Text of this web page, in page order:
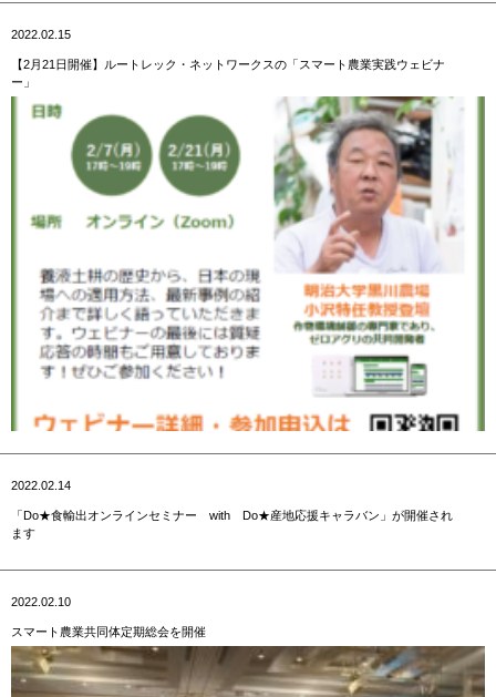
2022.02.15
【2月21日開催】ルートレック・ネットワークスの「スマート農業実践ウェビナ
ー」
2022.02.14
「Do★食輸出オンラインセミナー with Do★産地応援キャラバン」が開催され
ます
2022.02.10
スマート農業共同体定期総会を開催